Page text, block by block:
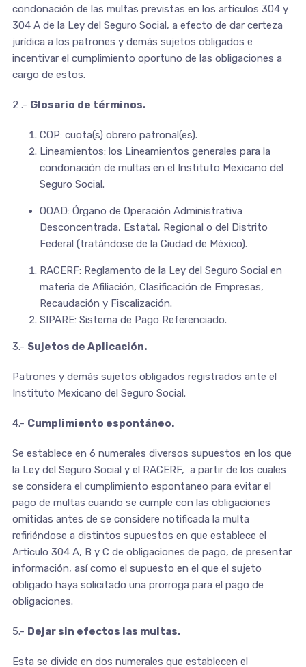
condonación de las multas previstas en los artículos 304 y
304 A de la Ley del Seguro Social, a efecto de dar certeza
jurídica a los patrones y demás sujetos obligados e
incentivar el cumplimiento oportuno de las obligaciones a
cargo de estos.
2 .- Glosario de términos.
COP: cuota(s) obrero patronal(es).
Lineamientos: los Lineamientos generales para la
condonación de multas en el Instituto Mexicano del
Seguro Social.
OOAD: Órgano de Operación Administrativa
Desconcentrada, Estatal, Regional o del Distrito
Federal (tratándose de la Ciudad de México).
RACERF: Reglamento de la Ley del Seguro Social en
materia de Afiliación, Clasificación de Empresas,
Recaudación y Fiscalización.
SIPARE: Sistema de Pago Referenciado.
3.- Sujetos de Aplicación.
Patrones y demás sujetos obligados registrados ante el
Instituto Mexicano del Seguro Social.
4.- Cumplimiento espontáneo.
Se establece en 6 numerales diversos supuestos en los que
la Ley del Seguro Social y el RACERF, a partir de los cuales
se considera el cumplimiento espontaneo para evitar el
pago de multas cuando se cumple con las obligaciones
omitidas antes de se considere notificada la multa
refiriéndose a distintos supuestos en que establece el
Articulo 304 A, B y C de obligaciones de pago, de presentar
información, así como el supuesto en el que el sujeto
obligado haya solicitado una prorroga para el pago de
obligaciones.
5.- Dejar sin efectos las multas.
Esta se divide en dos numerales que establecen el